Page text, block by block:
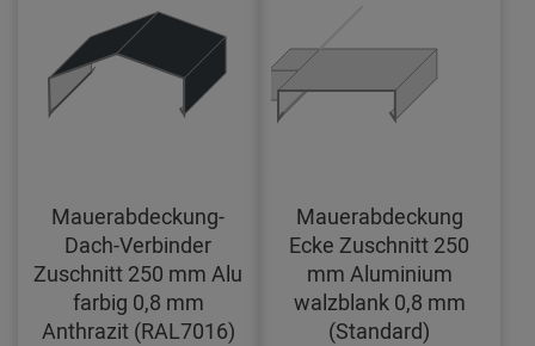
Mauerabdeckung-
Dach-Verbinder
Zuschnitt 250 mm Alu
farbig 0,8 mm
Anthrazit (RAL7016)
Mauerabdeckung
Ecke Zuschnitt 250
mm Aluminium
walzblank 0,8 mm
(Standard)